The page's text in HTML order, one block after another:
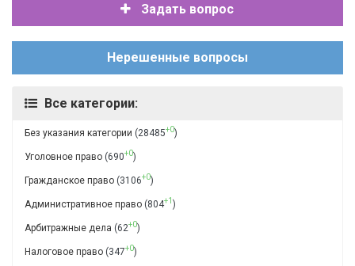
Задать вопрос
Нерешенные вопросы
Все категории:
Без указания категории (28485+0)
Уголовное право (690+0)
Гражданское право (3106+0)
Административное право (804+1 )
Арбитражные дела (62+0)
Налоговое право (347+0)